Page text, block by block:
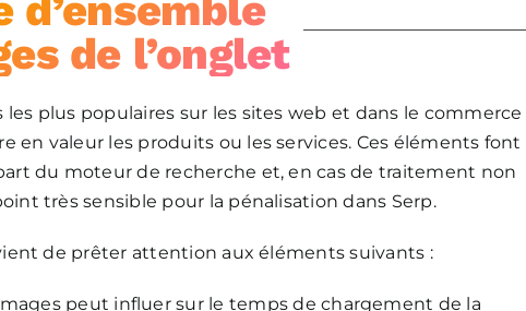
de l’onglet
les plus populaires sur les sites web et dans le commerce
valeur les produits ou les services. Ces éléments font
du moteur de recherche et, en cas de traitement non
très sensible pour la pénalisation dans Serp.
de prêter attention aux éléments suivants :
peut influer sur le temps de chargement de la